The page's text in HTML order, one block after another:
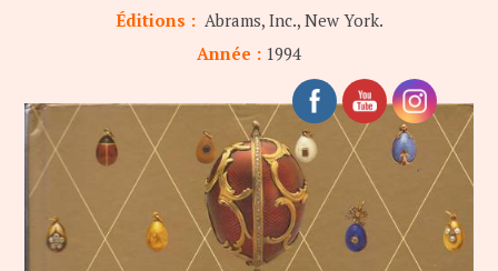
Éditions :Abrams, Inc., New York.
Année : 1994